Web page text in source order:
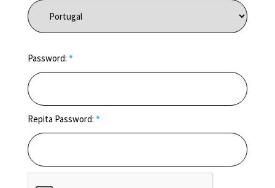
Password: *
Repita Password: *